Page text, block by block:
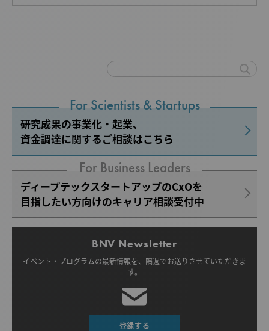
For Scientists & Startups
研究成果の事業化・起業、
資金調達に関するご相談はこちら
For Business Leaders
ディープテックスタートアップのCxOを
目指したい方向けのキャリア相談受付中
BNV Newsletter
イベント・プログラムの最新情報を、 隔週でお送りさせていただきま
す。
登録する